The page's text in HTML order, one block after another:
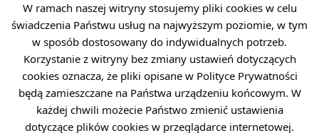
W ramach naszej witryny stosujemy pliki cookies w celu
świadczenia Państwu usług na najwyższym poziomie, w tym
w sposób dostosowany do indywidualnych potrzeb.
Korzystanie z witryny bez zmiany ustawień dotyczących
cookies oznacza, że pliki opisane w Polityce Prywatności
będą zamieszczane na Państwa urządzeniu końcowym. W
każdej chwili możecie Państwo zmienić ustawienia
dotyczące plików cookies w przeglądarce internetowej.